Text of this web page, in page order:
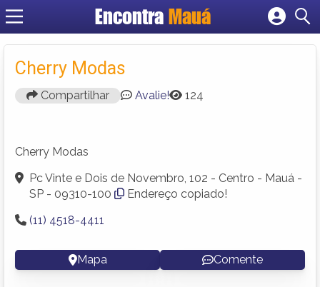
EncontraMauá
Cherry Modas
Compartilhar Avalie! 124
Cherry Modas
Pc Vinte e Dois de Novembro, 102 - Centro - Mauá -
SP - 09310-100
Endereço copiado!
(11) 4518-4411
Mapa Comente